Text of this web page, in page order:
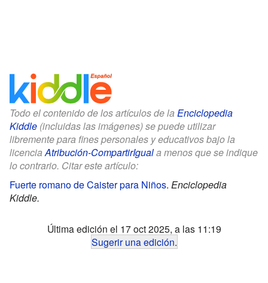
Todo el contenido de los artículos de la Enciclopedia
Kiddle (incluidas las imágenes) se puede utilizar
libremente para fines personales y educativos bajo la
licenciaAtribución-CompartirIguala menos que se indique
lo contrario. Citar este artículo:
Fuerte romano de Caister para Niños. Enciclopedia
Kiddle.
Última edición el 17 oct 2025, a las 11:19
Sugerir una edición.